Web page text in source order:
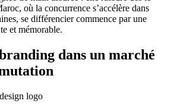
où la concurrence s’accélère dans
se différencier commence par une
et mémorable.
dans un marché